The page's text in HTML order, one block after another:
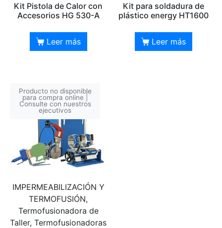
Kit Pistola de Calor con
Accesorios HG 530-A
Leer más
Kit para soldadura de
plástico energy HT1600
Leer más
Producto no disponible
para compra online |
Consulte con nuestros
ejecutivos
IMPERMEABILIZACIÓN Y
TERMOFUSIÓN,
Termofusionadora de
Taller, Termofusionadoras